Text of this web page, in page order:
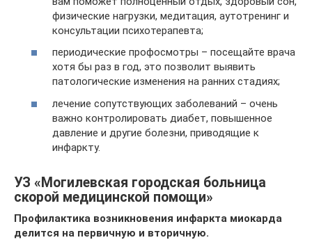
физические нагрузки, медитация, аутотренинг и
консультации психотерапевта;
периодические профосмотры – посещайте врача
хотя бы раз в год, это позволит выявить
патологические изменения на ранних стадиях;
лечение сопутствующих заболеваний – очень
важно контролировать диабет, повышенное
давление и другие болезни, приводящие к
инфаркту.
УЗ «Могилевская городская больница
скорой медицинской помощи»
Профилактика возникновения инфаркта миокарда
делится на первичную и вторичную.